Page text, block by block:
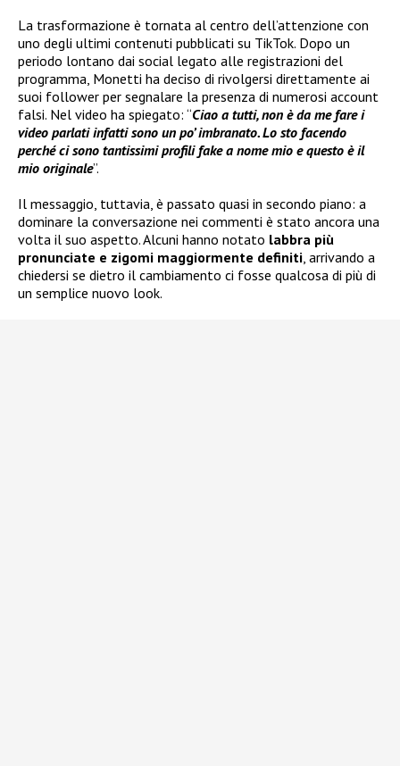
La trasformazione è tornata al centro dell’attenzione con
uno degli ultimi contenuti pubblicati su TikTok. Dopo un
periodo lontano dai social legato alle registrazioni del
programma, Monetti ha deciso di rivolgersi direttamente ai
suoi follower per segnalare la presenza di numerosi account
falsi. Nel video ha spiegato: “Ciao a tutti, non è da me fare i
video parlati infatti sono un po’ imbranato. Lo sto facendo
perché ci sono tantissimi profili fake a nome mio e questo è il
mio originale”.
Il messaggio, tuttavia, è passato quasi in secondo piano: a
dominare la conversazione nei commenti è stato ancora una
volta il suo aspetto. Alcuni hanno notato labbra più
pronunciate e zigomi maggiormente definiti , arrivando a
chiedersi se dietro il cambiamento ci fosse qualcosa di più di
un semplice nuovo look.